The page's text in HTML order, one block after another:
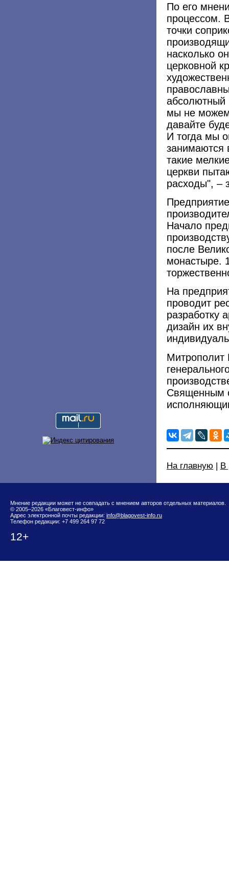
По его
процессом.
точки
насколько
церковной
абсолютный
мы не можем
давайте
И тогда мы
занимаются
такие
церкви
расходы", –
Начало
после
монастыре.
На
проводит
разработку
дизайн их
Митрополит
Священным
На главную В
Мнение редакции может не совпадать с мнением авторов отдельных материалов.
© 2005–2026 «Благовест-инфо»
Адрес электронной почты редакции: info@blagovest-info.ru
Телефон редакции: +7 499 264 97 72
12+